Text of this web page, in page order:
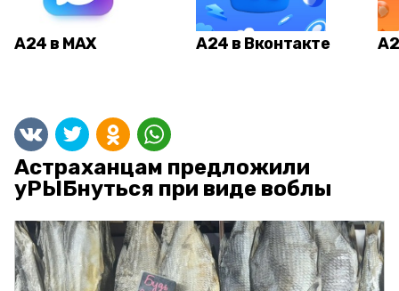
А24 в MAX А24 в Вконтакте
Астраханцам предложили
уРЫБнуться при виде воблы